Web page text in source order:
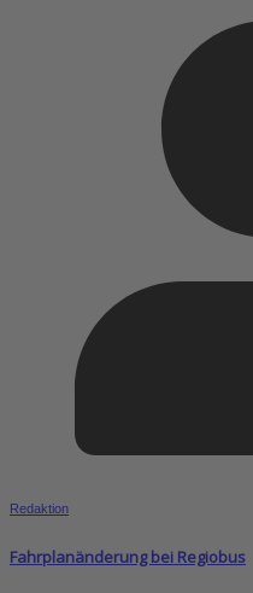
Redaktion
Fahrplanänderung bei Regiobus